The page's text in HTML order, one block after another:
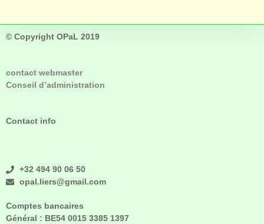
© Copyright OPaL 2019
contact webmaster
Conseil d’administration
Contact info
+32 494 90 06 50
opal.liers@gmail.com
Comptes bancaires
Général : BE54 0015 3385 1397